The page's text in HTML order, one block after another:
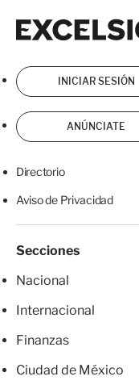
INICIAR SESIÓN
ANÚNCIATE
Directorio
Aviso de Privacidad
Secciones
Nacional
Internacional
Finanzas
Ciudad de México